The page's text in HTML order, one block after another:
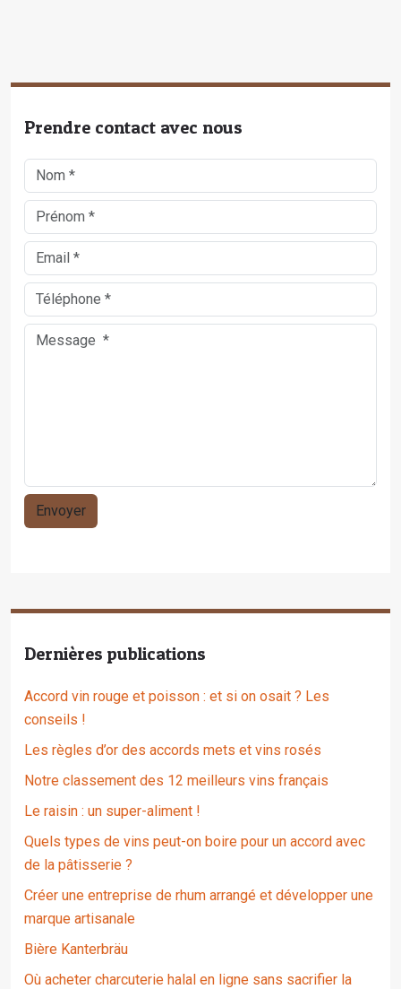
Prendre contact avec nous
Dernières publications
Accord vin rouge et poisson : et si on osait ? Les
conseils !
Les règles d’or des accords mets et vins rosés
Notre classement des 12 meilleurs vins français
Le raisin : un super-aliment !
Quels types de vins peut-on boire pour un accord avec
de la pâtisserie ?
Créer une entreprise de rhum arrangé et développer une
marque artisanale
Bière Kanterbräu
Où acheter charcuterie halal en ligne sans sacrifier la